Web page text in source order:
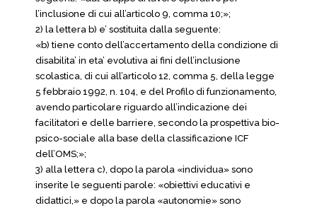
l’inclusione di cui all’articolo 9, comma 10;»;
2) la lettera b) e’ sostituita dalla seguente:
«b) tiene conto dell’accertamento della condizione di
disabilita’ in eta’ evolutiva ai fini dell’inclusione
scolastica, di cui all’articolo 12, comma 5, della legge
5 febbraio 1992, n. 104, e del Profilo di funzionamento,
avendo particolare riguardo all’indicazione dei
facilitatori e delle barriere, secondo la prospettiva bio-
psico-sociale alla base della classificazione ICF
dell’OMS;»;
3) alla lettera c), dopo la parola «individua» sono
inserite le seguenti parole: «obiettivi educativi e
didattici,» e dopo la parola «autonomie» sono